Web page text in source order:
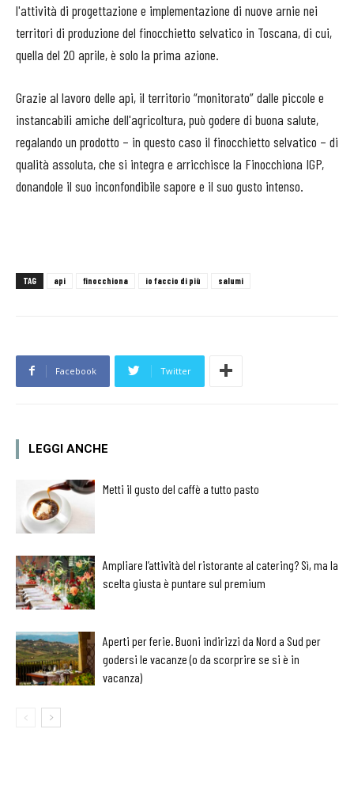
l'attività di progettazione e implementazione di nuove arnie nei
territori di produzione del finocchietto selvatico in Toscana, di cui,
quella del 20 aprile, è solo la prima azione.
Grazie al lavoro delle api, il territorio “monitorato” dalle piccole e
instancabili amiche dell'agricoltura, può godere di buona salute,
regalando un prodotto – in questo caso il finocchietto selvatico – di
qualità assoluta, che si integra e arricchisce la Finocchiona IGP,
donandole il suo inconfondibile sapore e il suo gusto intenso.
TAG api finocchiona io faccio di più salumi
Facebook Twitter
LEGGI ANCHE
Metti il gusto del caffè a tutto pasto
Ampliare l’attività del ristorante al catering? Sì, ma la
scelta giusta è puntare sul premium
Aperti per ferie. Buoni indirizzi da Nord a Sud per
godersi le vacanze (o da scorprire se si è in
vacanza)